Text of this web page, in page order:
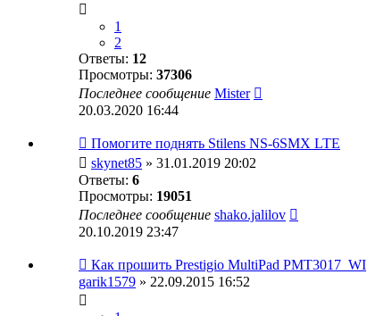
1
2
Ответы: 12
Просмотры: 37306
Последнее сообщение Mister
20.03.2020 16:44
Помогите поднять Stilens NS-6SMX LTE
skynet85 » 31.01.2019 20:02
Ответы: 6
Просмотры: 19051
Последнее сообщение shako.jalilov
20.10.2019 23:47
Как прошить Prestigio MultiPad PMT3017_WI
garik1579 » 22.09.2015 16:52